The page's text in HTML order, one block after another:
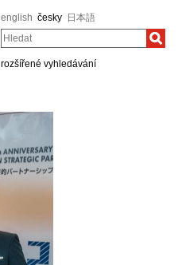
english česky 日本語
Hledat
rozšířené vyhledávání